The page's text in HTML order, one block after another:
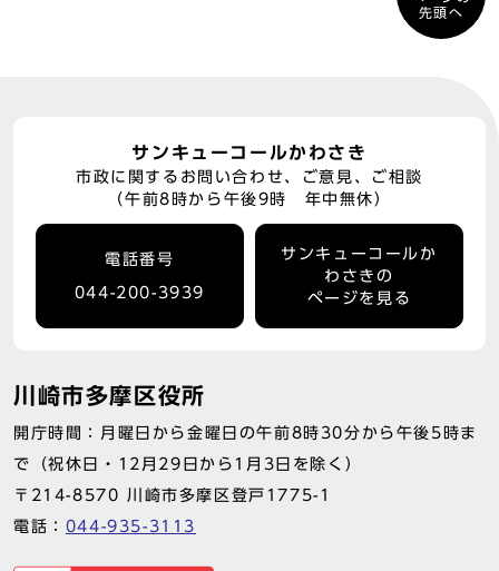
先頭へ
サンキューコールかわさき
市政に関するお問い合わせ、ご意見、ご相談
（午前8時から午後9時 年中無休）
電話番号
044-200-3939
サンキューコールか
わさきの
ページを見る
川崎市多摩区役所
開庁時間：月曜日から金曜日の午前8時30分から午後5時ま
で（祝休日・12月29日から1月3日を除く）
〒214-8570 川崎市多摩区登戸1775-1
電話： 044-935-3113